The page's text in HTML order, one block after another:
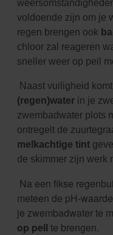
voldoende zijn om je
regen brengen ook
chloor zal reageren
sneller weer op peil
Naast vuiligheid
(regen)water in je
zwembadwater plots
ontregelt de
melkachtige tint
de skimmer zijn werk
Na een fikse
meteen de pH-
je zwembadwater te
op peil te brengen.